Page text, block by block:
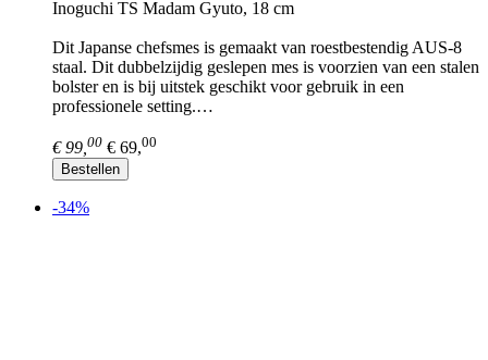
Inoguchi TS Madam Gyuto, 18 cm
Dit Japanse chefsmes is gemaakt van roestbestendig AUS-8
staal. Dit dubbelzijdig geslepen mes is voorzien van een stalen
bolster en is bij uitstek geschikt voor gebruik in een
professionele setting.…
€ 99, 00 € 69,00
Bestellen
-34%